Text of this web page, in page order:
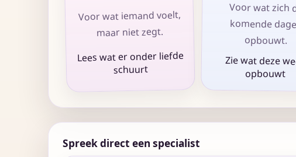
Voor wat iemand voelt,
maar niet zegt.
Lees wat er onder liefde
schuurt
Voor wat zich
komende
opbouwt.
Zie wat deze
opbouwt
Spreek direct een specialist